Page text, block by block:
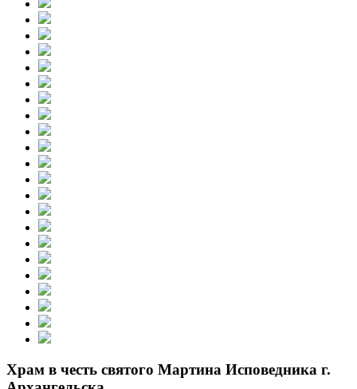
Храм в честь святого Мартина Исповедника г.